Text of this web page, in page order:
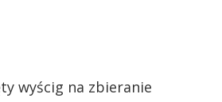
wyścig na zbieranie